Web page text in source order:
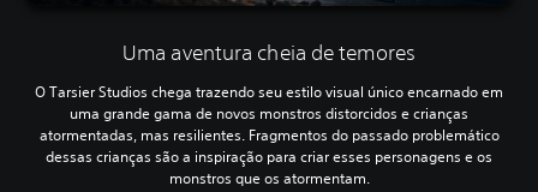
Uma aventura cheia de temores
O Tarsier Studios chega trazendo seu estilo visual único encarnado em
uma grande gama de novos monstros distorcidos e crianças
atormentadas, mas resilientes. Fragmentos do passado problemático
dessas crianças são a inspiração para criar esses personagens e os
monstros que os atormentam.